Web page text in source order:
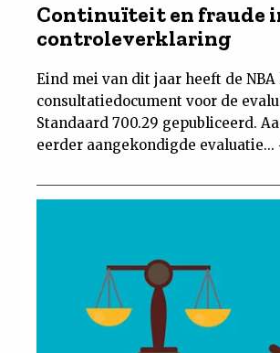
Continuïteit en fraude
controleverklaring
Eind mei van dit jaar heeft de NBA
consultatiedocument voor de
Standaard 700.29 gepubliceerd.
eerder aangekondigde evaluatie...